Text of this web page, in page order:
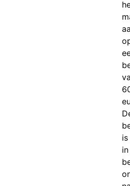
is
in